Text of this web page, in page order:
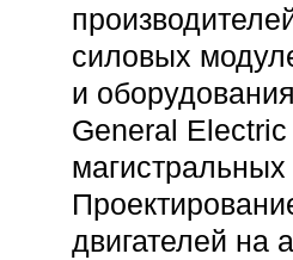
силовых
и
General
двигателей на